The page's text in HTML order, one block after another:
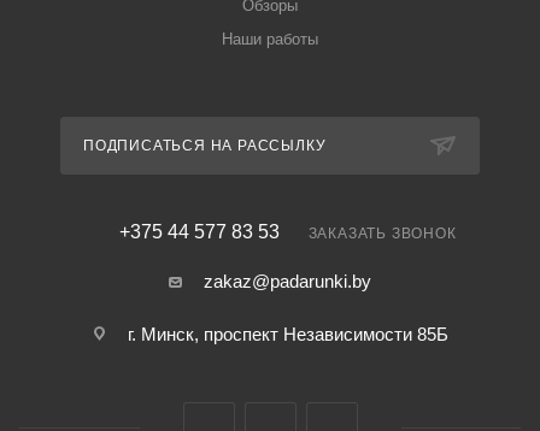
Обзоры
Наши работы
ПОДПИСАТЬСЯ НА РАССЫЛКУ
+375 44 577 83 53 ЗАКАЗАТЬ ЗВОНОК
zakaz@padarunki.by
г. Минск, проспект Независимости 85Б